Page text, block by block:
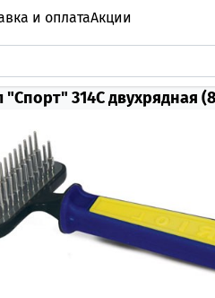
и оплатаАкции
314С двухрядная